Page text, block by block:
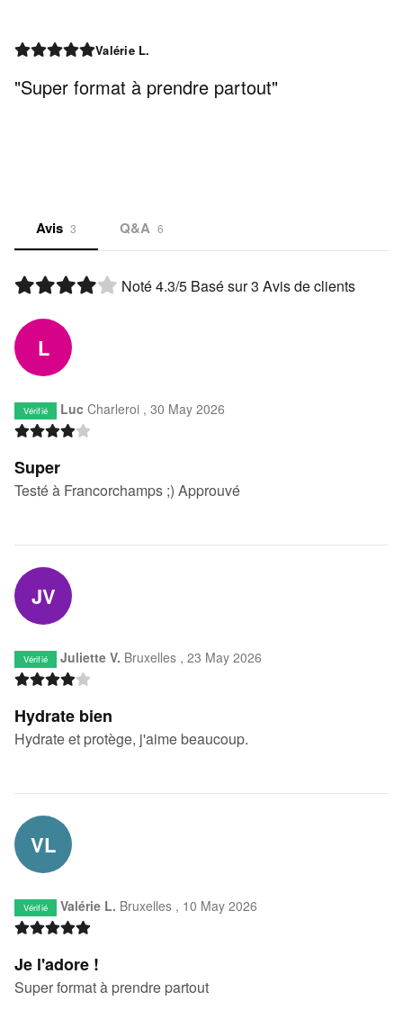
Valérie L.
"Super format à prendre partout"
Avis 3 Q&A 6
Noté4.3/5 Basé sur3 Avis de clients
L
Vérifié Luc Charleroi , 30 May 2026
Super
Testé à Francorchamps ;) Approuvé
JV
Vérifié Juliette V. Bruxelles , 23 May 2026
Hydrate bien
Hydrate et protège, j'aime beaucoup.
VL
Vérifié Valérie L. Bruxelles , 10 May 2026
Je l'adore !
Super format à prendre partout